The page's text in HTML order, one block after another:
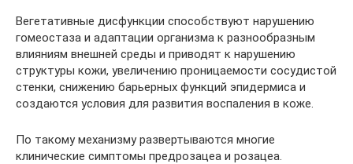
Вегетативные дисфункции способствуют нарушению
гомеостаза и адаптации организма к разнообразным
влияниям внешней среды и приводят к нарушению
структуры кожи, увеличению проницаемости сосудистой
стенки, снижению барьерных функций эпидермиса и
создаются условия для развития воспаления в коже.
По такому механизму развертываются многие
клинические симптомы предрозацеа и розацеа.